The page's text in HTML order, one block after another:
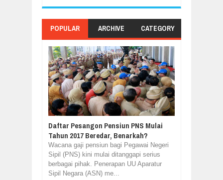
POPULAR ARCHIVE CATEGORY
Daftar Pesangon Pensiun PNS Mulai
Tahun 2017 Beredar, Benarkah?
Wacana gaji pensiun bagi Pegawai Negeri
Sipil (PNS) kini mulai ditanggapi serius
berbagai pihak. Penerapan UU Aparatur
Sipil Negara (ASN) me...